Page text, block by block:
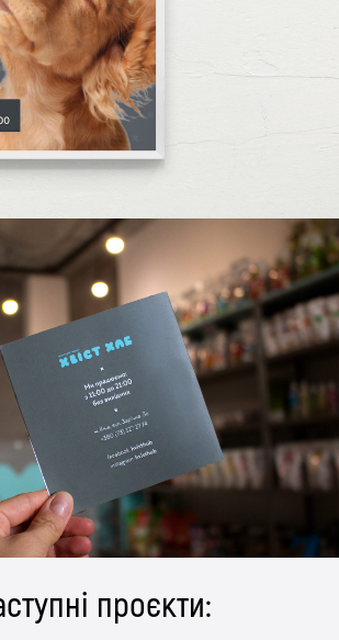
проєкти: